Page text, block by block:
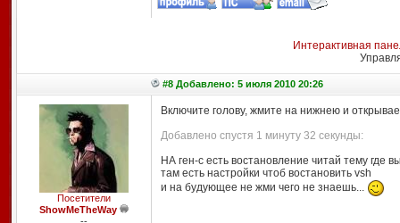
Интерактивная
#8 Добавлено: 5 июля 2010 20:26
Посетители
ShowMeTheWay
Включите голову, жмите на нижнею и
Добавлено спустя 1 минуту 32 секунды:
НА ген-с есть востановление читай тему где
там есть настройки чтоб востановить vsh
и на будующее не жми чего не знаешь...